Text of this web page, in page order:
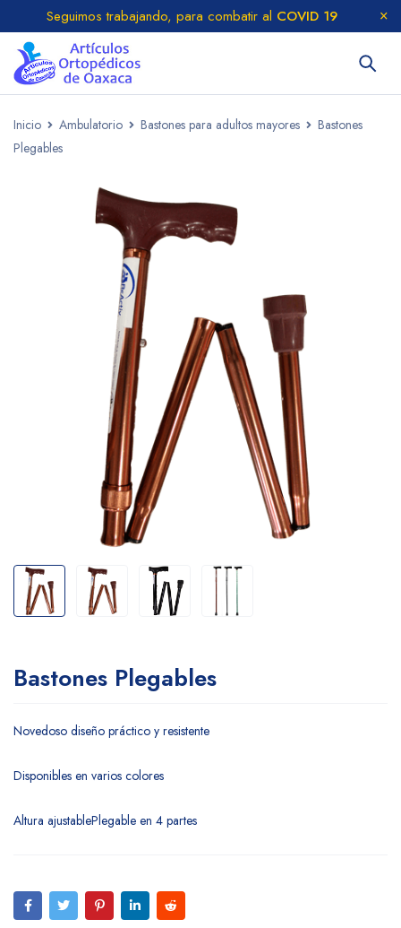
Seguimos trabajando, para combatir al COVID 19
Inicio Ambulatorio Bastones para adultos mayores
Bastones
Plegables
Bastones Plegables
Novedoso diseño práctico y resistente
Disponibles en varios colores
Altura ajustablePlegable en 4 partes